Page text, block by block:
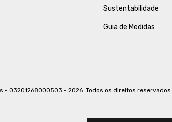
Sustentabilidade
Guia de Medidas
- 03201268000503 - 2026. Todos os direitos reservados.